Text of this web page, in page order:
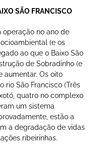
SÃO FRANCISCO
operação no ano de
(e os
ao que o Baixo São
de Sobradinho (e
aumentar. Os oito
rio São Francisco (Três
quatro no complexo
um sistema
estão a
a degradação de vidas
ribeirinhas.